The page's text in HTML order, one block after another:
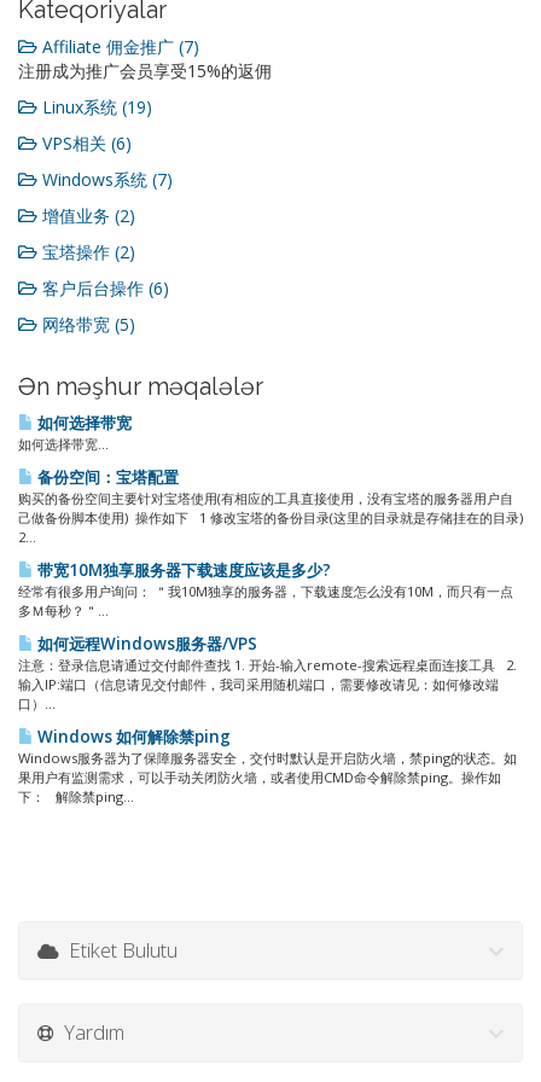
Kateqoriyalar
Affiliate 佣金推广 (7)
注册成为推广会员享受15%的返佣
Linux系统 (19)
VPS相关 (6)
Windows系统 (7)
增值业务 (2)
宝塔操作 (2)
客户后台操作 (6)
网络带宽 (5)
Ən məşhur məqalələr
如何选择带宽
如何选择带宽...
备份空间：宝塔配置
购买的备份空间主要针对宝塔使用(有相应的工具直接使用，没有宝塔的服务器用户自
己做备份脚本使用) 操作如下 1 修改宝塔的备份目录(这里的目录就是存储挂在的目录)
2...
带宽10M独享服务器下载速度应该是多少?
经常有很多用户询问： ＂我10M独享的服务器，下载速度怎么没有10M，而只有一点
多Ｍ每秒？＂...
如何远程Windows服务器/VPS
注意：登录信息请通过交付邮件查找 1. 开始-输入remote-搜索远程桌面连接工具 2.
输入IP:端口（信息请见交付邮件，我司采用随机端口，需要修改请见：如何修改端
口）...
Windows 如何解除禁ping
Windows服务器为了保障服务器安全，交付时默认是开启防火墙，禁ping的状态。如
果用户有监测需求，可以手动关闭防火墙，或者使用CMD命令解除禁ping。操作如
下： 解除禁ping...
Etiket Bulutu
Yardım